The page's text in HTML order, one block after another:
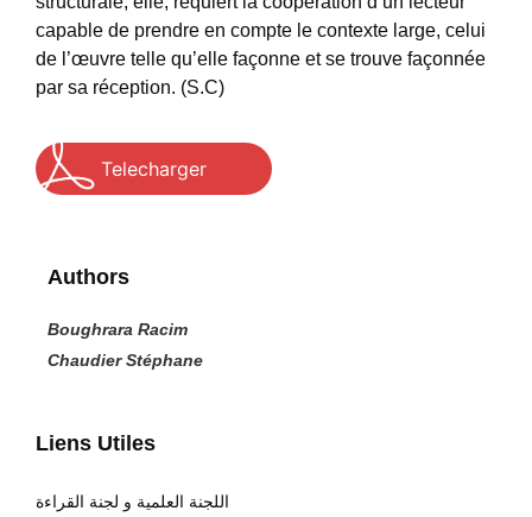
Liens Utiles
اللجنة العلمية و لجنة القراءة
capable de prendre en compte le contexte large, celui
de l’œuvre telle qu’elle façonne et se trouve façonnée
par sa réception. (S.C)
Telecharger
Authors
Boughrara Racim
Chaudier Stéphane